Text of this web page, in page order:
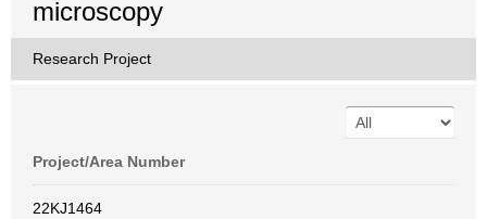
microscopy
Research Project
Project/Area Number
22KJ1464